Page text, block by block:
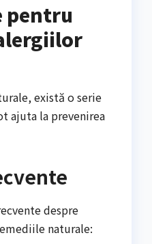
pentru
există o serie
ajuta la prevenirea
despre
naturale: